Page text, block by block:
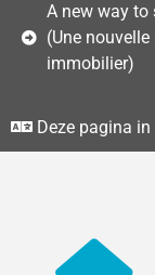
A new way to
(Une
immobilier)
Deze pagina